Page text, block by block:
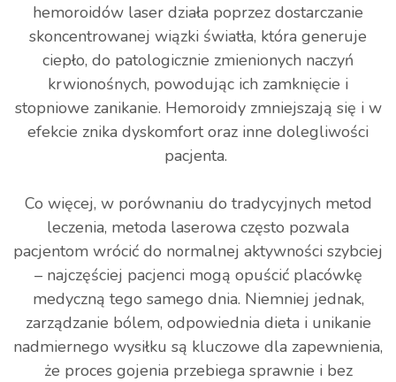
hemoroidów laser działa poprzez dostarczanie
skoncentrowanej wiązki światła, która generuje
ciepło, do patologicznie zmienionych naczyń
krwionośnych, powodując ich zamknięcie i
stopniowe zanikanie. Hemoroidy zmniejszają się i w
efekcie znika dyskomfort oraz inne dolegliwości
pacjenta.
Co więcej, w porównaniu do tradycyjnych metod
leczenia, metoda laserowa często pozwala
pacjentom wrócić do normalnej aktywności szybciej
– najczęściej pacjenci mogą opuścić placówkę
medyczną tego samego dnia. Niemniej jednak,
zarządzanie bólem, odpowiednia dieta i unikanie
nadmiernego wysiłku są kluczowe dla zapewnienia,
że proces gojenia przebiega sprawnie i bez